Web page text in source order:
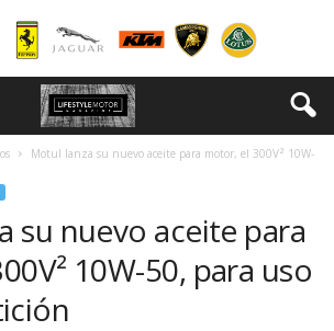
Motul lanza su nuevo aceite para motor, el 300V² 10W-
su nuevo aceite para
10W-50, para uso